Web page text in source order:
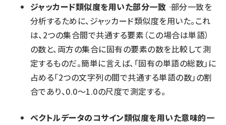
ジャッカード類似度を用いた部分一致 ―― 部分一致を
分析するために、ジャッカード類似度を用いた。これ
は、2つの集合間で共通する要素（この場合は単語）
の数と、両方の集合に固有の要素の数を比較して測
定するものだ。簡単に言えば、「固有の単語の総数」に
占める「2つの文字列の間で共通する単語の数」の割
合であり、0.0～1.0の尺度で測定する。
ベクトルデータのコサイン類似度を用いた意味的一